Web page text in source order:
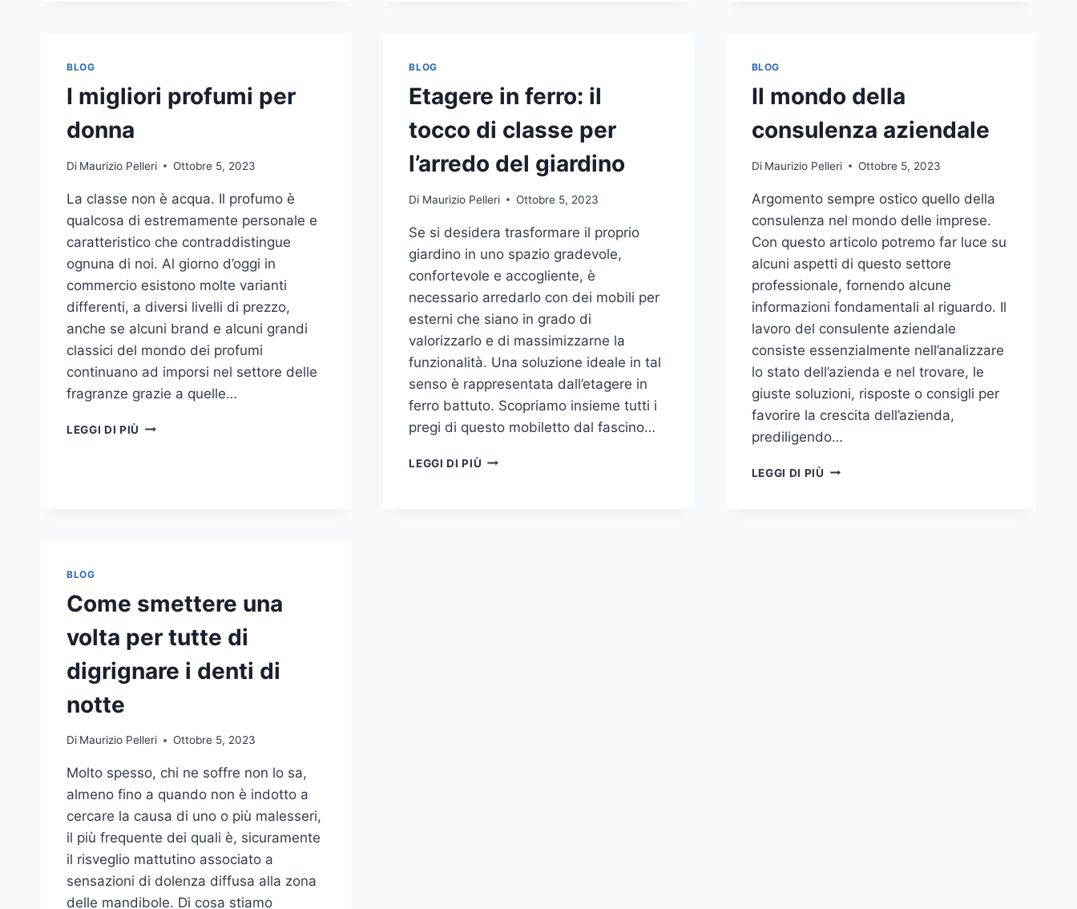
DELLE
APPARECCHIATURE
SCOMMESSE
ONLINE
BLOG
I migliori profumi per
donna
Di Maurizio Pelleri Ottobre 5, 2023
La classe non è acqua. Il profumo è
qualcosa di estremamente personale e
caratteristico che contraddistingue
ognuna di noi. Al giorno d’oggi in
commercio esistono molte varianti
differenti, a diversi livelli di prezzo,
anche se alcuni brand e alcuni grandi
classici del mondo dei profumi
continuano ad imporsi nel settore delle
fragranze grazie a quelle…
LEGGI DI PIÙ
BLOG
Etagere in ferro: il
tocco di classe per
l’arredo del giardino
Di Maurizio Pelleri Ottobre 5, 2023
Se si desidera trasformare il proprio
giardino in uno spazio gradevole,
confortevole e accogliente, è
necessario arredarlo con dei mobili per
esterni che siano in grado di
valorizzarlo e di massimizzarne la
funzionalità. Una soluzione ideale in tal
senso è rappresentata dall’etagere in
ferro battuto. Scopriamo insieme tutti i
pregi di questo mobiletto dal fascino…
LEGGI DI PIÙ ETAGERE
BLOG
Il mondo della
consulenza aziendale
Di Maurizio Pelleri Ottobre 5, 2023
Argomento sempre ostico quello della
consulenza nel mondo delle imprese.
Con questo articolo potremo far luce su
alcuni aspetti di questo settore
professionale, fornendo alcune
informazioni fondamentali al riguardo. Il
lavoro del consulente aziendale
consiste essenzialmente nell’analizzare
lo stato dell’azienda e nel trovare, le
giuste soluzioni, risposte o consigli per
favorire la crescita dell’azienda,
prediligendo…
LEGGI DI PIÙ IL
BLOG
Come smettere una
volta per tutte di
digrignare i denti di
notte
Di Maurizio Pelleri Ottobre 5, 2023
Molto spesso, chi ne soffre non lo sa,
almeno fino a quando non è indotto a
cercare la causa di uno o più malesseri,
il più frequente dei quali è, sicuramente
il risveglio mattutino associato a
sensazioni di dolenza diffusa alla zona
delle mandibole. Di cosa stiamo